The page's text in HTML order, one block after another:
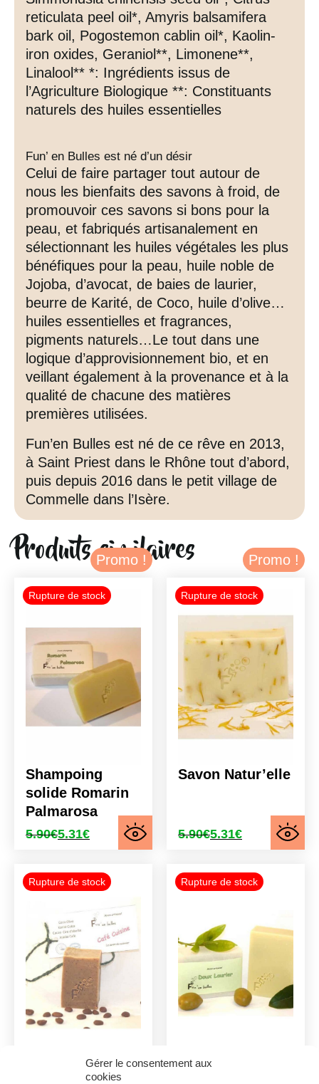
Gérer le consentement aux
cookies
reticulata peel oil*, Amyris balsamifera
bark oil, Pogostemon cablin oil*, Kaolin-
iron oxides, Geraniol**, Limonene**,
Linalool** *: Ingrédients issus de
l’Agriculture Biologique **: Constituants
naturels des huiles essentielles
Fun’ en Bulles est né d’un désir
Celui de faire partager tout autour de
nous les bienfaits des savons à froid, de
promouvoir ces savons si bons pour la
peau, et fabriqués artisanalement en
sélectionnant les huiles végétales les plus
bénéfiques pour la peau, huile noble de
Jojoba, d’avocat, de baies de laurier,
beurre de Karité, de Coco, huile d’olive…
huiles essentielles et fragrances,
pigments naturels…Le tout dans une
logique d’approvisionnement bio, et en
veillant également à la provenance et à la
qualité de chacune des matières
premières utilisées.
Fun’en Bulles est né de ce rêve en 2013,
à Saint Priest dans le Rhône tout d’abord,
puis depuis 2016 dans le petit village de
Commelle dans l’Isère.
Produits similaires
Promo !
Shampoing
solide Romarin
Palmarosa
5.90€
Le
initial
5.31€
Le
actuel
Promo !
Savon Natur’elle
5.90€
Le
initial
5.31€
Le
actuel
Savon café
Savon Doux